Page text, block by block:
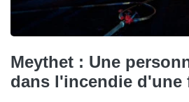
Meythet : Une
dans l'incendie d'une